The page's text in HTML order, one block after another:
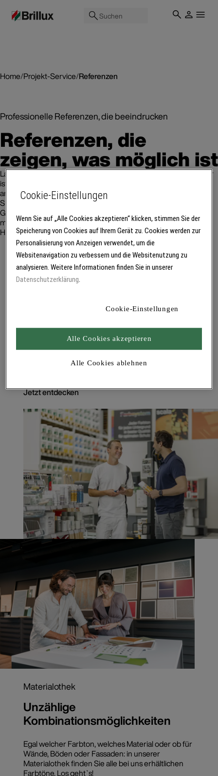
Suchen
Home/Projekt-Service/Referenzen
Professionelle Referenzen, die beeindrucken
Referenzen, die
zeigen, was möglich ist
Lassen Sie sich inspirieren und entdecken Sie, was alles machbar
ist. Ob Einfamilienhäuser, historische Gebäude oder groß
angelegte Straßenzeilen – in unserer Referenzübersicht finden
Sie Beispiele für gelungene Architektur, überzeugende
Gestaltung und echte Teamarbeit. Projekte, die Lust auf mehr
machen. Projekte, die Planende, Wohnungswirtschaft und
Handwerk begeistern.
Unsere Niederlassungen
Wir sind immer da, wo Sie uns
brauchen
Brillux ist immer in Ihrer Nähe. Mit über 12.000
Jetzt entdecken
Materialothek
Unzählige
Kombinationsmöglichkeiten
Egal welcher Farbton, welches Material oder ob für
Wände, Böden oder Fassaden: in unserer
Materialothek finden Sie alle bei uns erhältlichen
Farbtöne. Los geht`s!
Cookie-Einstellungen
Wenn Sie auf „Alle Cookies akzeptieren“ klicken, stimmen Sie der
Speicherung von Cookies auf Ihrem Gerät zu. Cookies werden zur
Personalisierung von Anzeigen verwendet, um die
Websitenavigation zu verbessern und die Websitenutzung zu
analysieren. Weitere Informationen finden Sie in unserer
Datenschutzerklärung.
Cookie-Einstellungen
Alle Cookies ablehnen
Alle Cookies akzeptieren